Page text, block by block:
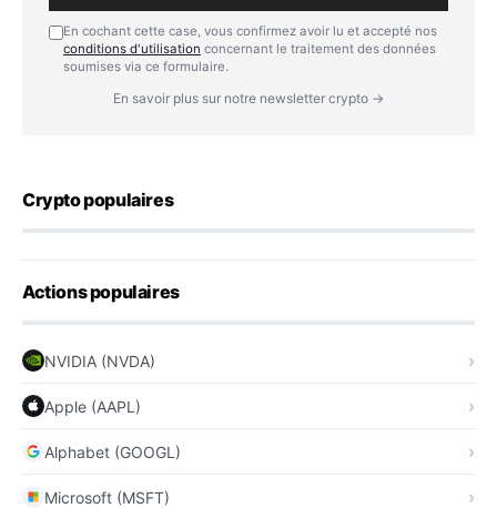
En cochant cette case, vous confirmez avoir lu et accepté nos
conditions d'utilisation concernant le traitement des données
soumises via ce formulaire.
En savoir plus sur notre newsletter crypto →
Crypto populaires
Actions populaires
NVIDIA (NVDA)
Apple (AAPL)
Alphabet (GOOGL)
Microsoft (MSFT)